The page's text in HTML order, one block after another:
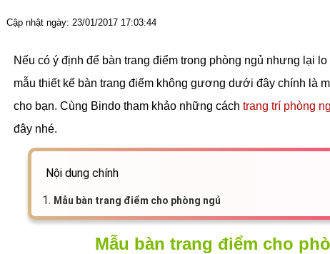
Cập nhật ngày: 23/01/2017 17:03:44
Nếu có ý định để bàn trang điểm trong phòng ngủ nhưng lại
mẫu thiết kế bàn trang điểm không gương dưới đây chính là
cho bạn. Cùng Bindo tham khảo những cách trang trí phòng
đây nhé.
Nội dung chính
1. Mẫu bàn trang điểm cho phòng ngủ
Mẫu bàn trang điểm cho